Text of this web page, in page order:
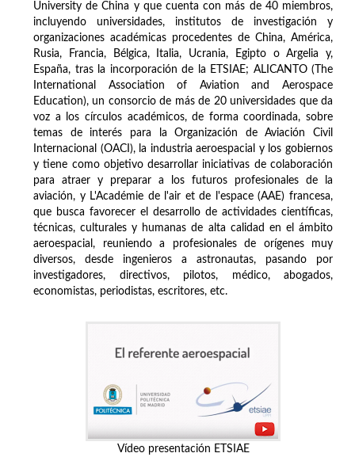
University de China y que cuenta con más de 40 miembros,
incluyendo universidades, institutos de investigación y
organizaciones académicas procedentes de China, América,
Rusia, Francia, Bélgica, Italia, Ucrania, Egipto o Argelia y,
España, tras la incorporación de la ETSIAE; ALICANTO (The
International Association of Aviation and Aerospace
Education), un consorcio de más de 20 universidades que da
voz a los círculos académicos, de forma coordinada, sobre
temas de interés para la Organización de Aviación Civil
Internacional (OACI), la industria aeroespacial y los gobiernos
y tiene como objetivo desarrollar iniciativas de colaboración
para atraer y preparar a los futuros profesionales de la
aviación, y L'Académie de l'air et de l'espace (AAE) francesa,
que busca favorecer el desarrollo de actividades científicas,
técnicas, culturales y humanas de alta calidad en el ámbito
aeroespacial, reuniendo a profesionales de orígenes muy
diversos, desde ingenieros a astronautas, pasando por
investigadores, directivos, pilotos, médico, abogados,
economistas, periodistas, escritores, etc.
Vídeo presentación ETSIAE